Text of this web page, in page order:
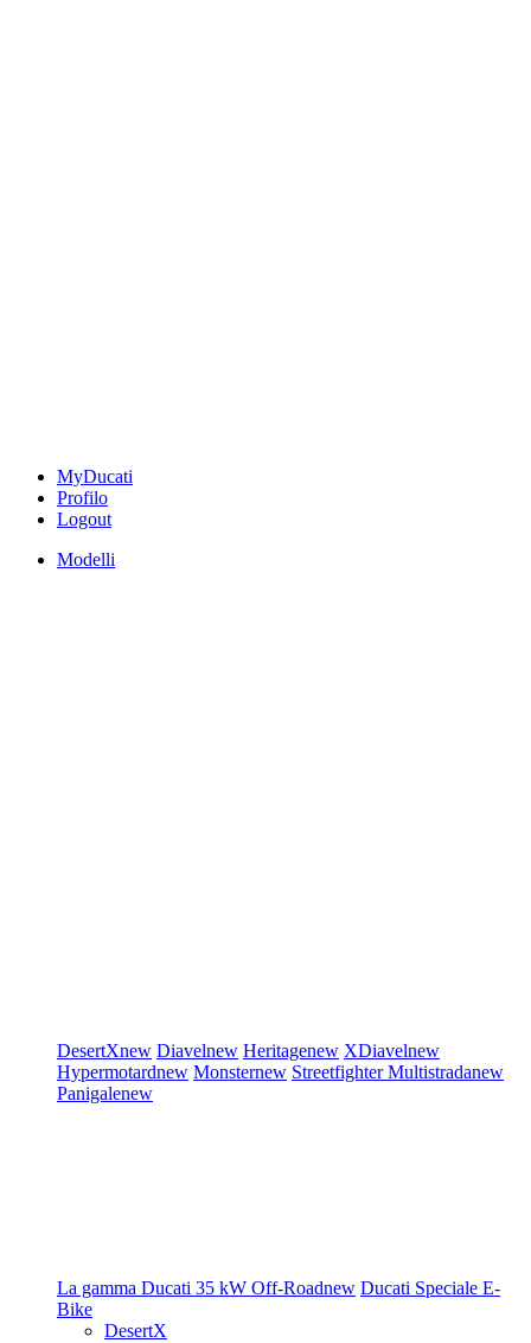
MyDucati
Profilo
Logout
Modelli
DesertXnew Diavelnew Heritagenew XDiavelnew
Hypermotardnew Monsternew StreetfighterMultistradanew
Panigalenew
La gamma Ducati 35 kW Off-Roadnew Ducati Speciale E-
Bike
DesertX